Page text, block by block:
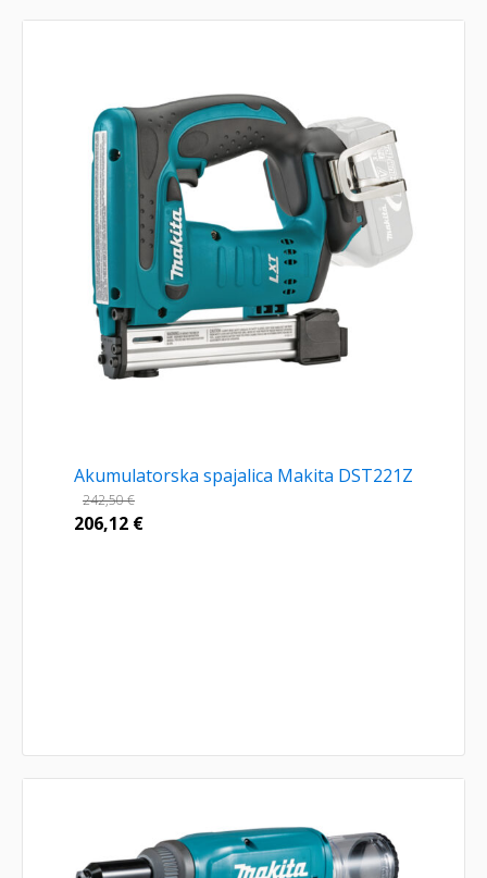
Akumulatorska spajalica Makita DST221Z
242,50€
206,12 €